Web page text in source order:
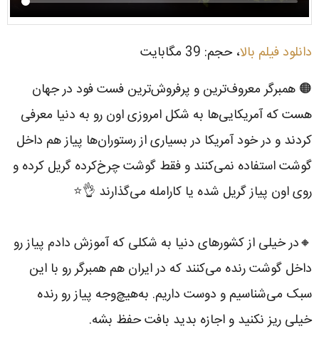
دانلود فیلم بالا، حجم: 39 مگابایت
🟠 همبرگر معروف‌ترین و پرفروش‌ترین فست‌ فود در جهان
هست که آمریکایی‌ها به شکل امروزی اون رو به دنیا معرفی
کردند و در خود آمریکا در بسیاری از رستوران‌ها پیاز هم داخل
گوشت استفاده نمی‌کنند و فقط گوشت چرخ‌کرده گریل کرده و
روی اون پیاز گریل شده یا کارامله می‌گذارند 👌⭐️
🔸در خیلی از کشورهای دنیا به شکلی که آموزش دادم پیاز رو
داخل گوشت رنده می‌کنند که در ایران هم همبرگر رو با این
سبک می‌شناسیم و دوست داریم. به‌هیچ‌وجه پیاز رو رنده
خیلی ریز نکنید و اجازه بدید بافت حفظ بشه.